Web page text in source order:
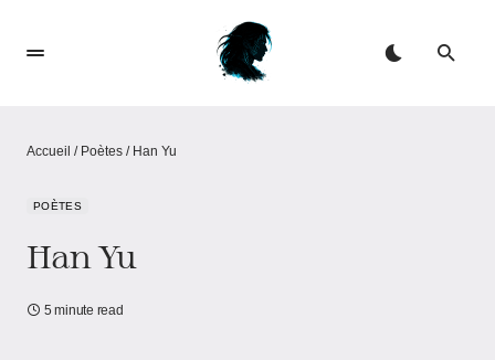
Accueil / Poètes / Han Yu
POÈTES
Han Yu
5 minute read